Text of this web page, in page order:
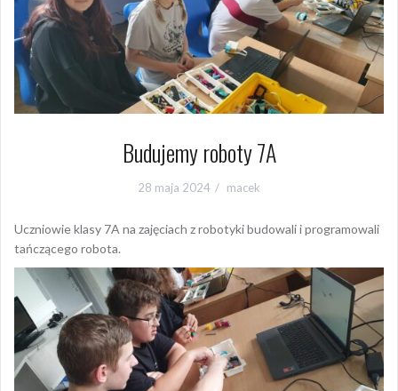
Budujemy roboty 7A
28 maja 2024 macek
Uczniowie klasy 7A na zajęciach z robotyki budowali i programowali
tańczącego robota.